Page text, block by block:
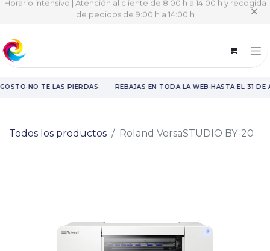
Horario intensivo | Atención al cliente de 8:00 h a 14:00 h y recogida
de pedidos de 9:00 h a 14:00 h ✕
·NO TE LAS PIERDAS· REBAJAS EN TODA LA WEB·HASTA EL 31 DE
Todos los productos Roland VersaSTUDIO BY-20